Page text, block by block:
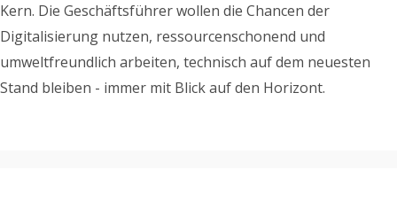
Kern. Die Geschäftsführer wollen die Chancen der
Digitalisierung nutzen, ressourcenschonend und
umweltfreundlich arbeiten, technisch auf dem neuesten
Stand bleiben - immer mit Blick auf den Horizont.